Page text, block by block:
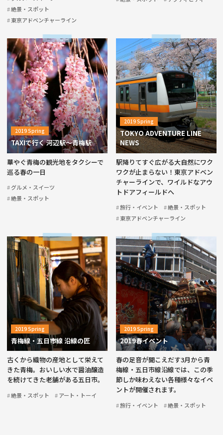
絶景・スポット
東京アドベンチャーライン
2019 Spring
TAXIで行く 河辺駅〜青梅駅
華やぐ青梅の観光地をタクシーで
巡る春の一日
グルメ・スイーツ
絶景・スポット
2019 Spring
TOKYO ADVENTURE LINE
NEWS
駅降りてすぐ広がる大自然にワク
ワクが止まらない！東京アドベン
チャーラインで、ワイルドなアウ
トドアフィールドへ
旅行・イベント
絶景・スポット
東京アドベンチャーライン
2019 Spring
青梅線・五日市線 沿線の匠
古くから織物の産地として栄えて
きた青梅。おいしい水で醤油醸造
を続けてきた老舗がある五日市。
絶景・スポット アート・トーイ
2019 Spring
2019春イベント
春の足音が聞こえだす3月から青
梅線・五日市線沿線では、この季
節しか味わえない各種様々なイベ
ントが開催されます。
旅行・イベント 絶景・スポット